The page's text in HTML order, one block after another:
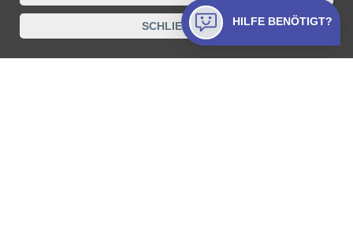
Datenschutz Impressum Nutzungsbestimmungen
Kontakt
SCHLIESSEN HILFE BENÖTIGT?